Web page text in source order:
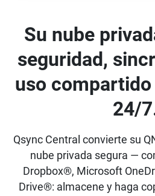
Su nube
seguridad,
uso
24/
Qsync Central convierte su
nube privada segura —
Dropbox®, Microsoft
Drive®: almacene y haga